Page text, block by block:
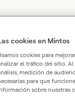
cookies en Mintos
cookies para
el tráfico del sitio.
medición de
para que
sobre nuestras